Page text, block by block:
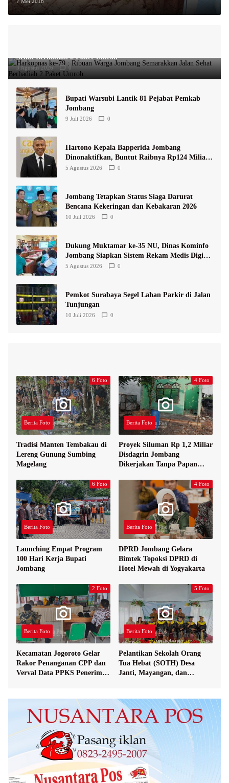
Sehat Berhadiah 2 Paket Umroh
3 Agustus 2026 0
Bupati Warsubi Lantik 81 Pejabat Pemkab
Jombang
9 Juli 2026 0
Hartono Kepala Bapperida Jombang
Dinonaktifkan, Buntut Raibnya Rp124 Miliar
Kas KPRI Sejahtera
5 Agustus 2026 0
Jombang Tetapkan Status Siaga Darurat
Bencana Kekeringan dan Kebakaran 2026
10 Juli 2026 0
Dukung Muktamar ke-35 NU, Dinas Kominfo
Jombang Siapkan Sistem Rekam Medis Digital
dan Wifi Rakyat
5 Agustus 2026 0
Pemkot Surabaya Segel Lahan Parkir di Jalan
Tunjungan
10 Juli 2026 0
6 Foto
Berita Foto
Tradisi Manten Tembakau di
Lereng Gunung Sumbing
Magelang
4 Foto
Berita Foto
Proyek Siluman Rp 1,2 Miliar
Disdagrin Jombang
Dikerjakan Tanpa Papan
6 Foto
Berita Foto
Launching Empat Program
100 Hari Kerja Bupati
Jombang
4 Foto
Berita Foto
DPRD Jombang Gelara
Bimtek Topoksi DPRD di
Hotel Mewah di Yogyakarta
2 Foto
Berita Foto
Kecamatan Jogoroto Gelar
Rakor Penanganan CPP dan
Verval Data PPKS Penerima
5 Foto
Berita Foto
Pelantikan Sekolah Orang
Tua Hebat (SOTH) Desa
Janti, Mayangan, dan